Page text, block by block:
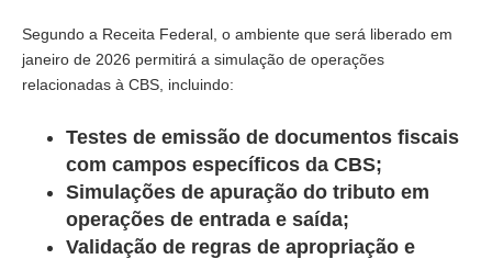
Segundo a Receita Federal, o ambiente que será liberado em
janeiro de 2026 permitirá a simulação de operações
relacionadas à CBS, incluindo:
Testes de emissão de documentos fiscais
com campos específicos da CBS;
Simulações de apuração do tributo em
operações de entrada e saída;
Validação de regras de apropriação e